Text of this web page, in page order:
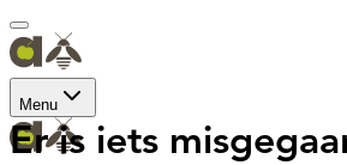
Menu
Er is iets